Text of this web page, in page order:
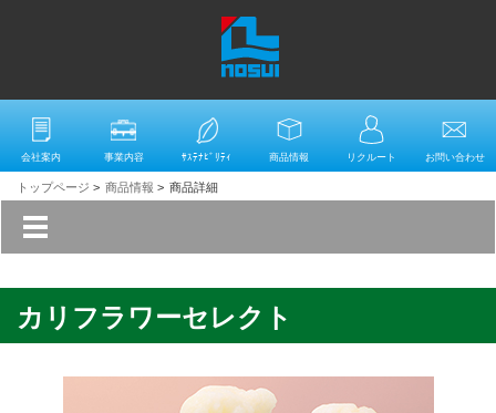
会社案内 事業内容 ｻｽﾃﾅﾋﾞﾘﾃｨ 商品情報 リクルート お問い合わせ
トップページ > 商品情報 > 商品詳細
カリフラワーセレクト